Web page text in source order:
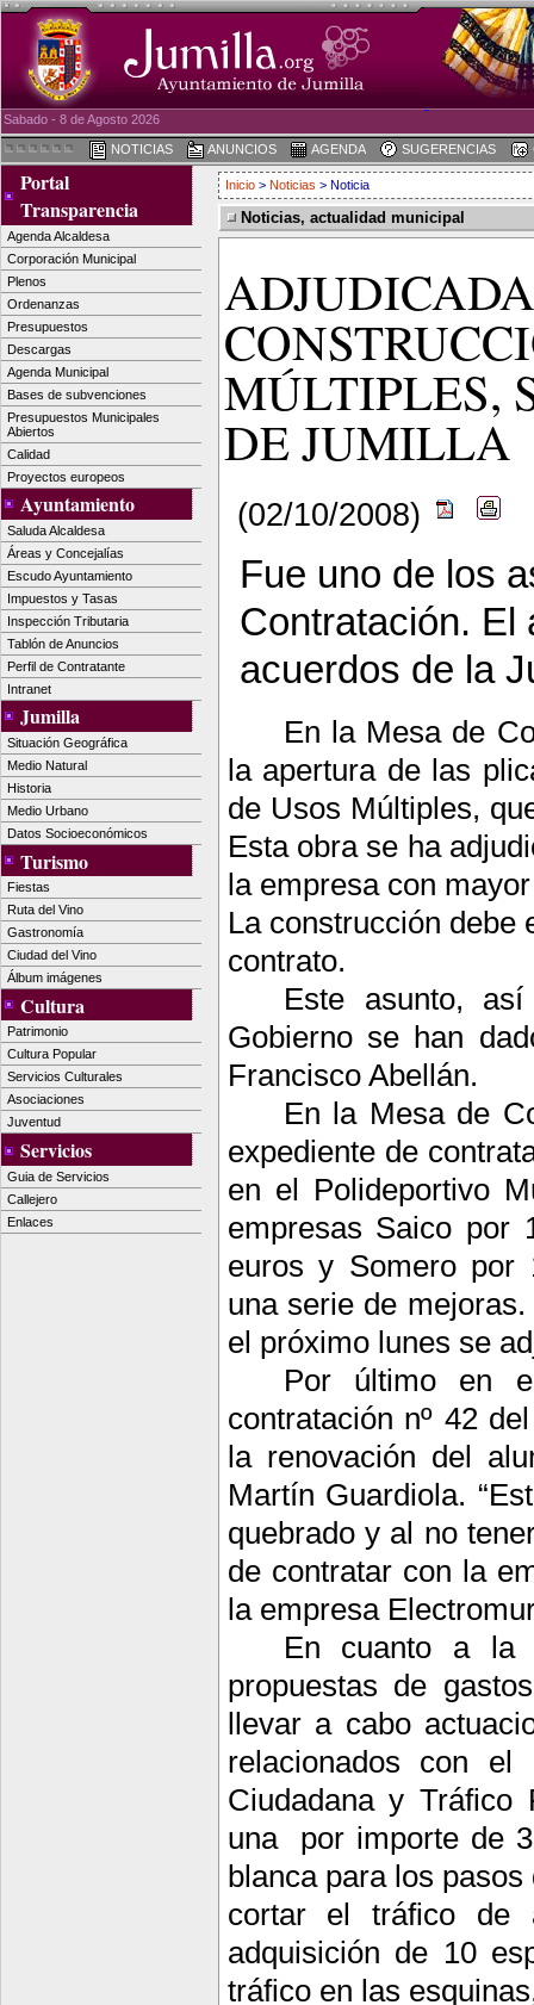
Sabado - 8 de Agosto 2026
NOTICIAS ANUNCIOS AGENDA SUGERENCIAS
Portal
Transparencia
Agenda Alcaldesa
Corporación Municipal
Plenos
Ordenanzas
Presupuestos
Descargas
Agenda Municipal
Bases de subvenciones
Presupuestos Municipales
Abiertos
Calidad
Proyectos europeos
Ayuntamiento
Saluda Alcaldesa
Áreas y Concejalías
Escudo Ayuntamiento
Impuestos y Tasas
Inspección Tributaria
Tablón de Anuncios
Perfil de Contratante
Intranet
Jumilla
Situación Geográfica
Medio Natural
Historia
Medio Urbano
Datos Socioeconómicos
Turismo
Fiestas
Ruta del Vino
Gastronomía
Ciudad del Vino
Álbum imágenes
Cultura
Patrimonio
Cultura Popular
Servicios Culturales
Asociaciones
Juventud
Servicios
Guia de Servicios
Callejero
Enlaces
Inicio > Noticias > Noticia
Noticias, actualidad municipal
MÚLTIPLES,
DE JUMILLA
(02/10/2008)
Fue uno de los
Contratación. El
acuerdos de la
En la Mesa de
la apertura de las
de Usos Múltiples,
Esta obra se ha
la empresa con
La construcción debe
contrato.
Este asunto,
Gobierno se han
Francisco Abellán.
En la Mesa de
expediente de
en el Polideportivo
empresas Saico por
euros y Somero por
una serie de
el próximo lunes se
Por último en
contratación nº 42
la renovación del
Martín Guardiola.
quebrado y al no
de contratar con la
la empresa
En cuanto a la
propuestas de
llevar a cabo
relacionados con el
Ciudadana y Tráfico
una
por importe de
blanca para los
cortar el tráfico de
adquisición de 10
tráfico en las